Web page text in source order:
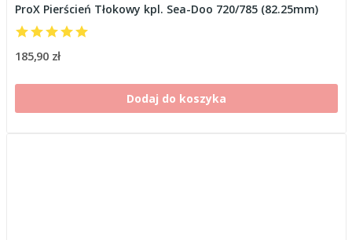
ProX Pierścień Tłokowy kpl. Sea-Doo 720/785 (82.25mm)
185,90 zł
Dodaj do koszyka